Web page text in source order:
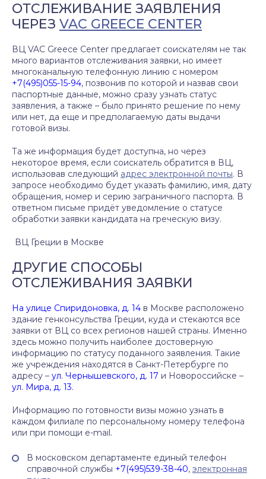
ОТСЛЕЖИВАНИЕ ЗАЯВЛЕНИЯ
ЧЕРЕЗ VAC GREECE CENTER
ВЦ VAC Greece Center предлагает соискателям не так
много вариантов отслеживания заявки, но имеет
многоканальную телефонную линию с номером
+7(495)055-15-94, позвонив по которой и назвав свои
паспортные данные, можно сразу узнать статус
заявления, а также – было принято решение по нему
или нет, да еще и предполагаемую даты выдачи
готовой визы.
Та же информация будет доступна, но через
некоторое время, если соискатель обратится в ВЦ,
использовав следующий адрес электронной почты. В
запросе необходимо будет указать фамилию, имя, дату
обращения, номер и серию заграничного паспорта. В
ответном письме придёт уведомление о статусе
обработки заявки кандидата на греческую визу.
ВЦ Греции в Москве
ДРУГИЕ СПОСОБЫ
ОТСЛЕЖИВАНИЯ ЗАЯВКИ
На улице Спиридоновка, д. 14 в Москве расположено
здание генконсульства Греции, куда и стекаются все
заявки от ВЦ со всех регионов нашей страны. Именно
здесь можно получить наиболее достоверную
информацию по статусу поданного заявления. Такие
же учреждения находятся в Санкт-Петербурге по
адресу – ул. Чернышевского, д. 17 и Новороссийске –
ул. Мира, д. 13.
Информацию по готовности визы можно узнать в
каждом филиале по персональному номеру телефона
или при помощи e-mail.
В московском департаменте единый телефон
справочной службы +7(495)539-38-40, электронная